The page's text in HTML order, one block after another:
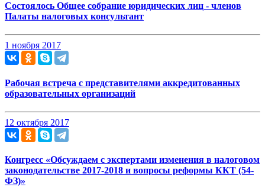
Состоялось Общее собрание юридических лиц - членов
Палаты налоговых консультант
1 ноября 2017
Рабочая встреча c представителями аккредитованных
образовательных организаций
12 октября 2017
Конгресс «Обсуждаем с экспертами изменения в налоговом
законодательстве 2017-2018 и вопросы реформы ККТ (54-
ФЗ)»